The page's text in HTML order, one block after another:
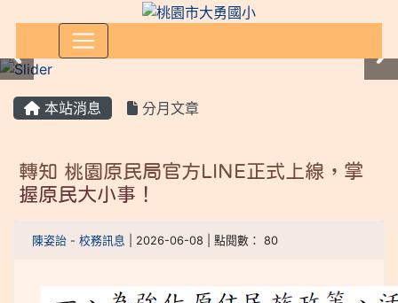
本站消息 分月文章
轉知 桃園原民局官方LINE正式上線，掌
握原民大小事！
陳姿詒 - 校務訊息 | 2026-06-08 | 點閱數： 80